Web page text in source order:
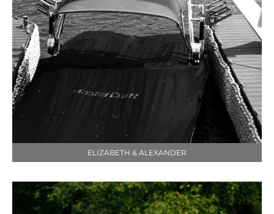
ELIZABETH & ALEXANDER